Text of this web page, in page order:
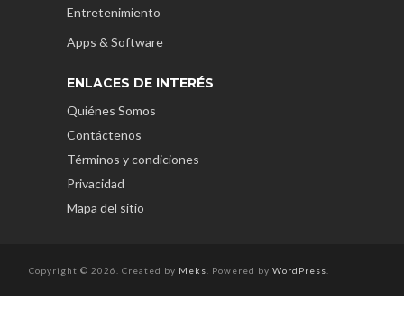
Entretenimiento
Apps & Software
ENLACES DE INTERÉS
Quiénes Somos
Contáctenos
Términos y condiciones
Privacidad
Mapa del sitio
Copyright © 2026. Created by Meks . Powered by WordPress